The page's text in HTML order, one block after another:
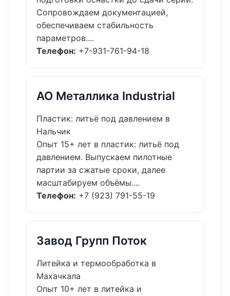
Сопровождаем документацией,
обеспечиваем стабильность
параметров....
Телефон: +7-931-761-94-18
АО Металлика Industrial
Пластик: литьё под давлением в
Нальчик
Опыт 15+ лет в пластик: литьё под
давлением. Выпускаем пилотные
партии за сжатые сроки, далее
масштабируем объёмы....
Телефон: +7 (923) 791-55-19
Завод Групп Поток
Литейка и термообработка в
Махачкала
Опыт 10+ лет в литейка и